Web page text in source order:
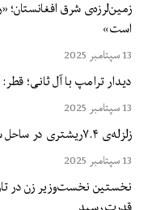
است»
13 سپتامبر 2025
دیدار ترامپ با آل ثانی؛
13 سپتامبر 2025
زلزله‌ی ۷.۴ریشتری در ساحل شرقی کامچاتکای روسیه رخ داد
13 سپتامبر 2025
نخستین نخست‌وزیر زن در